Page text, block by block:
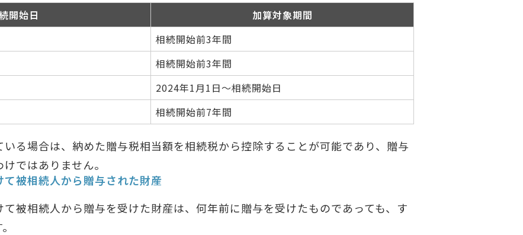
開始日
加算対象期間
相続開始前3年間
相続開始前3年間
2024年1月1日～相続開始日
相続開始前7年間
る場合は、納めた贈与税相当額を相続税から控除することが可能であり、贈与
ではありません。
被相続人から贈与された財産
被相続人から贈与を受けた財産は、何年前に贈与を受けたものであっても、す